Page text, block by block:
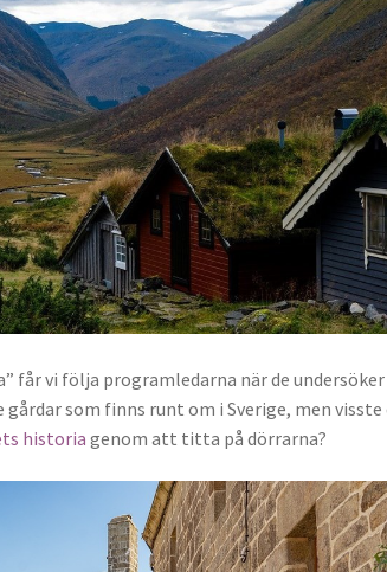
får vi följa programledarna när de undersöker
som finns runt om i Sverige, men visste
historia genom att titta på dörrarna?